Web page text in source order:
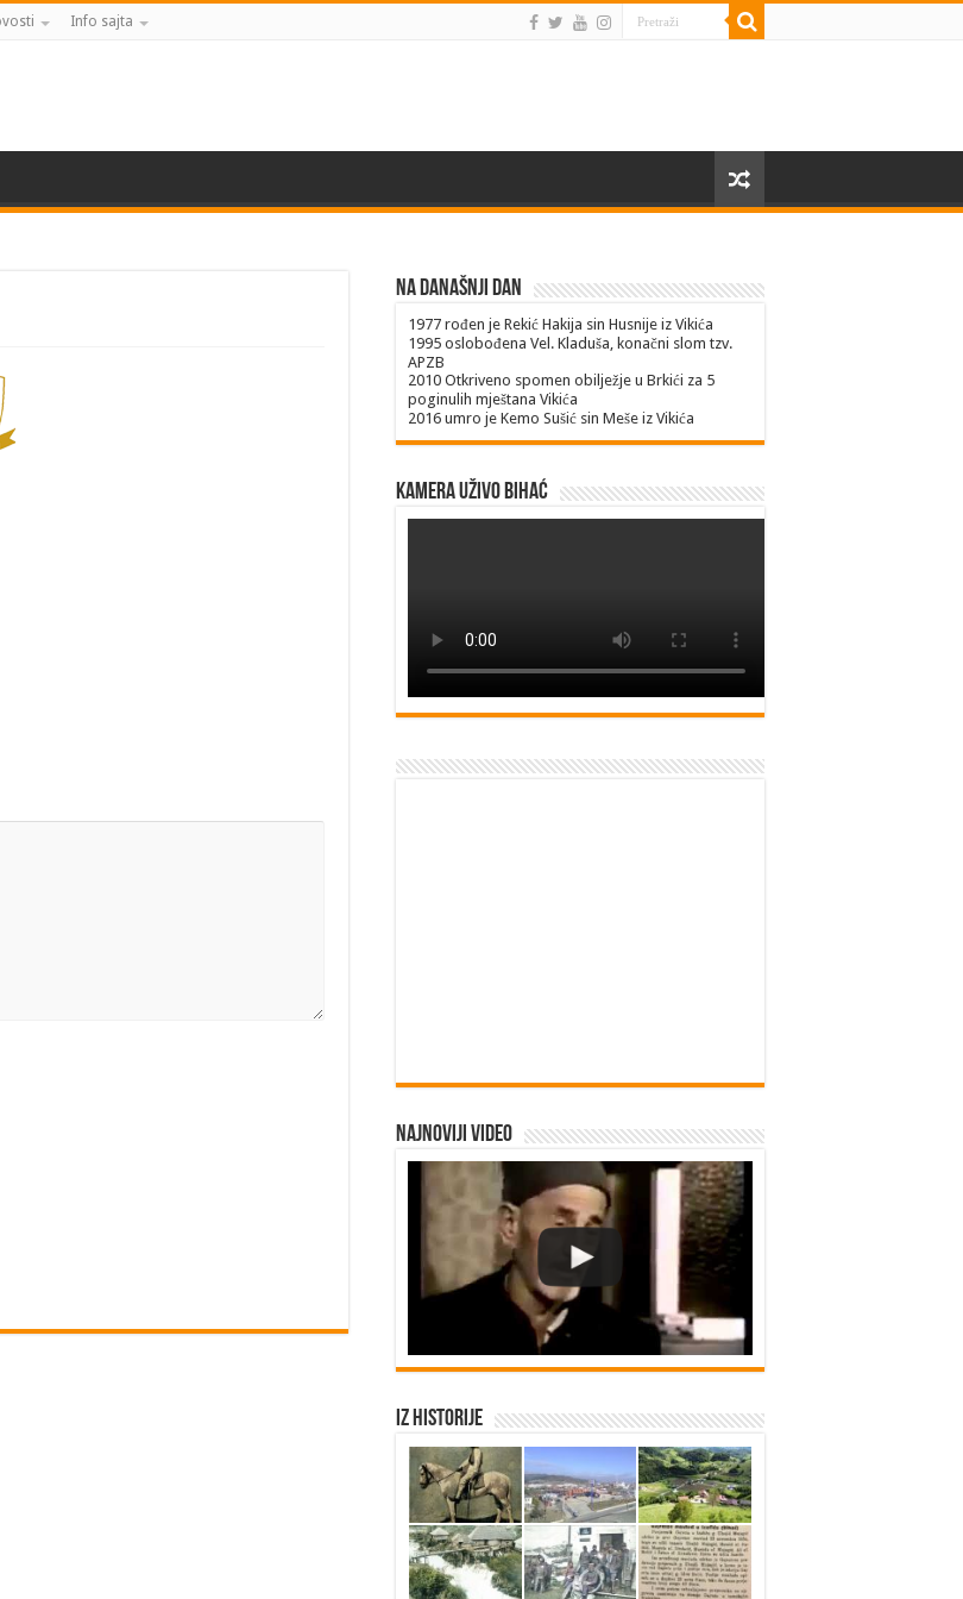
Info sajta
Na današnji dan
1977 rođen je Rekić Hakija sin Husnije iz Vikića
1995 oslobođena Vel. Kladuša, konačni slom tzv.
APZB
2010 Otkriveno spomen obilježje u Brkići za 5
poginulih mještana Vikića
2016 umro je Kemo Sušić sin Meše iz Vikića
Kamera uživo Bihać
Najnoviji video
Iz historije